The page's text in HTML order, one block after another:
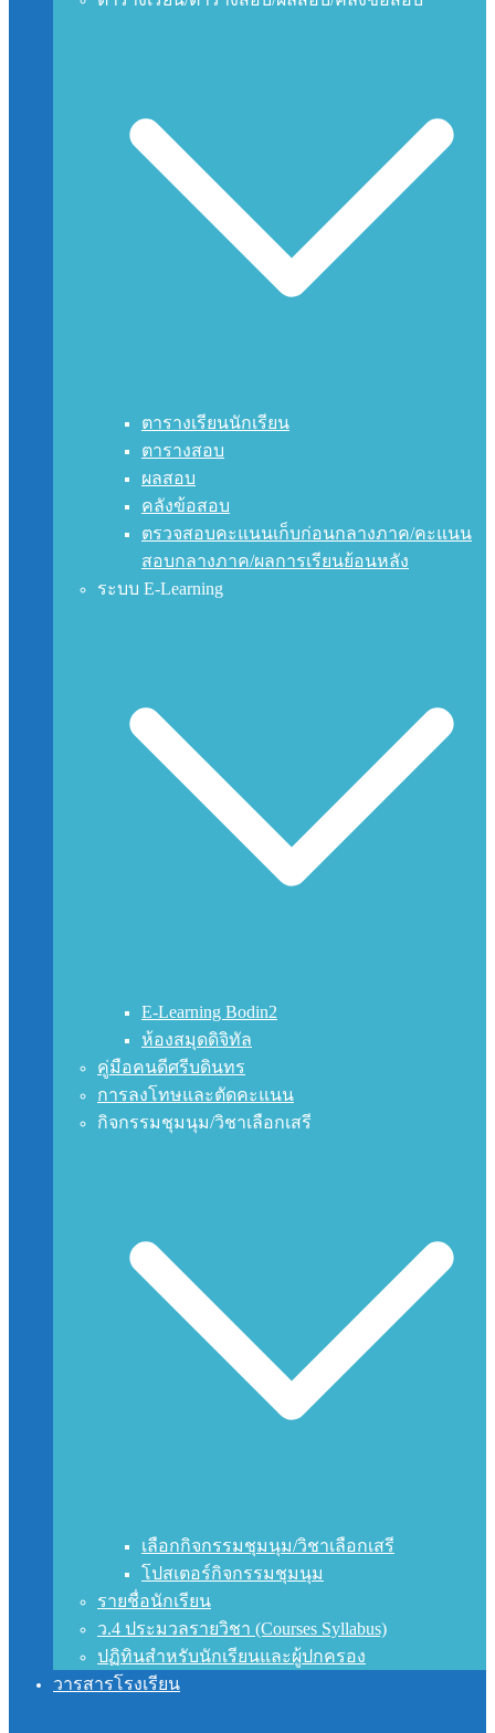
ตารางเรียนนักเรียน
ตารางสอบ
ผลสอบ
คลังข้อสอบ
ตรวจสอบคะแนนเก็บก่อนกลางภาค/คะแนน
สอบกลางภาค/ผลการเรียนย้อนหลัง
ระบบ E-Learning
E-Learning Bodin2
ห้องสมุดดิจิทัล
คู่มือคนดีศรีบดินทร
การลงโทษและตัดคะแนน
กิจกรรมชุมนุม/วิชาเลือกเสรี
เลือกกิจกรรมชุมนุม/วิชาเลือกเสรี
โปสเตอร์กิจกรรมชุมนุม
รายชื่อนักเรียน
ว.4 ประมวลรายวิชา (Courses Syllabus)
ปฏิทินสำหรับนักเรียนและผู้ปกครอง
วารสารโรงเรียน